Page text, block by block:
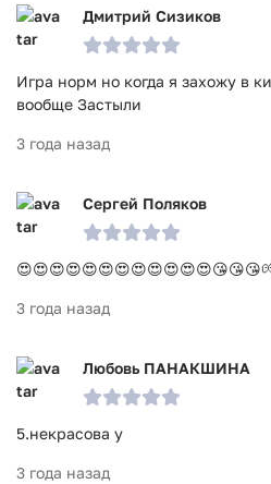
Дмитрий Сизиков
Игра норм но когда я захожу в
вообще Застыли
3 года назад
Сергей Поляков
3 года назад
Любовь ПАНАКШИНА
5.некрасова у
3 года назад